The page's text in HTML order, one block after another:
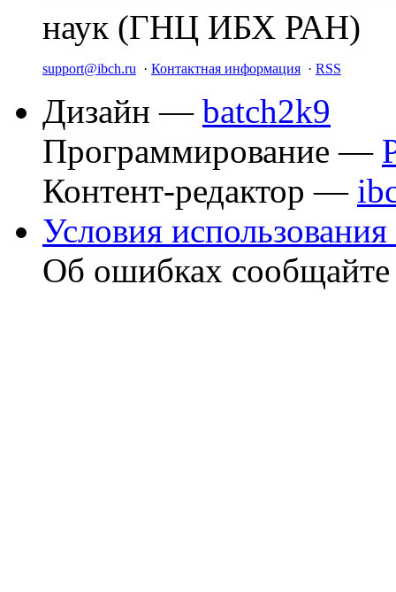
наук (ГНЦ ИБХ РАН)
support@ibch.ru · Контактная информация · RSS
Дизайн — batch2k9
Программирование —
Контент-редактор —
Условия использования
Об ошибках